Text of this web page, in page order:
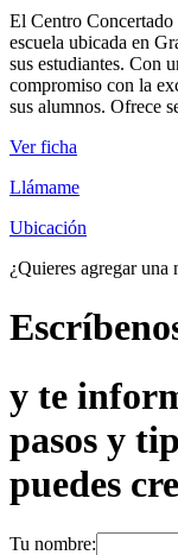
El Centro Concertado
escuela ubicada en
sus estudiantes. Con
compromiso con la
sus alumnos. Ofrece
Ver ficha
Llámame
Ubicación
¿Quieres agregar una
y te
pasos y
puedes
Tu nombre: